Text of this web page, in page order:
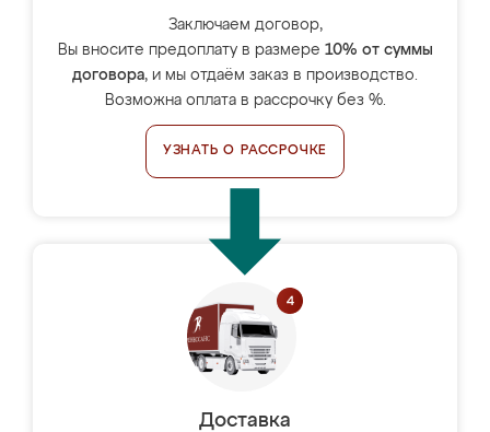
Заключаем договор,
Вы вносите предоплату в размере 10% от суммы
договора, и мы отдаём заказ в производство.
Возможна оплата в рассрочку без %.
УЗНАТЬ О РАССРОЧКЕ
Доставка